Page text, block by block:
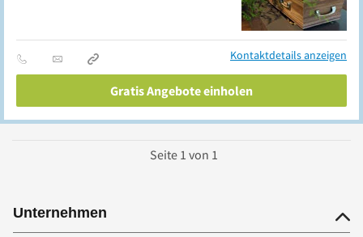
Kontaktdetails anzeigen
Gratis Angebote einholen
Seite 1 von 1
Unternehmen